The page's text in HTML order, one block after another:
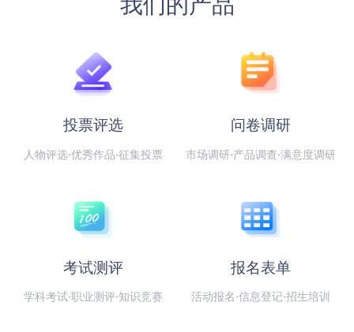
投票评选
人物评选·优秀作品·征集投票
问卷调研
市场调研·产品调查·满意度调研
考试测评
学科考试·职业测评·知识竞赛
报名表单
活动报名·信息登记·招生培训